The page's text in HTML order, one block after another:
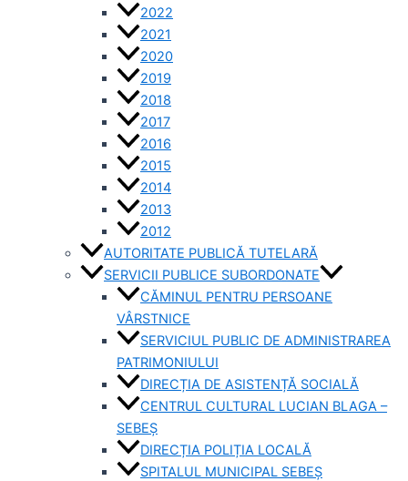
2022
2021
2020
2019
2018
2017
2016
2015
2014
2013
2012
AUTORITATE PUBLICĂ TUTELARĂ
SERVICII PUBLICE SUBORDONATE
CĂMINUL PENTRU PERSOANE
VÂRSTNICE
SERVICIUL PUBLIC DE ADMINISTRAREA
PATRIMONIULUI
DIRECȚIA DE ASISTENȚĂ SOCIALĂ
CENTRUL CULTURAL LUCIAN BLAGA –
SEBEȘ
DIRECȚIA POLIȚIA LOCALĂ
SPITALUL MUNICIPAL SEBEȘ